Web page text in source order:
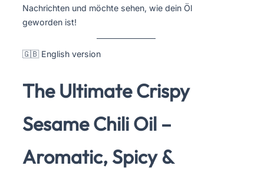
Nachrichten und möchte sehen, wie dein Öl
geworden ist!
🇬🇧 English version
The Ultimate Crispy
Sesame Chili Oil –
Aromatic, Spicy &